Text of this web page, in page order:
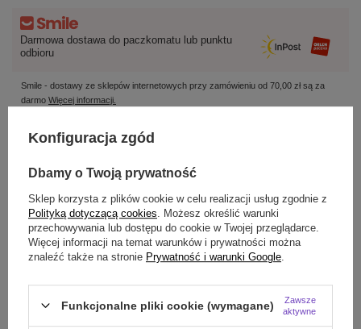
Darmowa dostawa do paczkomatu lub punktu
odbioru
Smile - dostawy ze sklepów internetowych przy zamówieniu od 70,00 złsą za
darmo Więcej informacji.
OPINIE (0)
Potrzebujesz pomocy? Masz pytania?
Zadaj pytanie a my odpowiemy niezwłocznie,
Konfiguracja zgód
Dbamy o Twoją prywatność
Sklep korzysta z plików cookie w celu realizacji usług zgodnie z
Polityką dotyczącą cookies . Możesz określić warunki
przechowywania lub dostępu do cookie w Twojej przeglądarce.
Więcej informacji na temat warunków i prywatności można
znaleźć także na stronie Prywatność i warunki Google
Funkcjonalne pliki cookie (wymagane)
Zawsze
aktywne